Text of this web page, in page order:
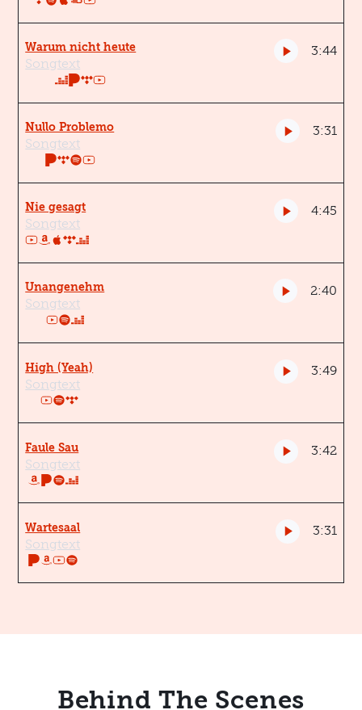
Warum nicht heute
Songtext
3:44
Nullo Problemo
Songtext
3:31
Nie gesagt
Songtext
4:45
Unangenehm
Songtext
2:40
High (Yeah)
Songtext
3:49
Faule Sau
Songtext
3:42
Wartesaal
Songtext
3:31
Behind The Scenes